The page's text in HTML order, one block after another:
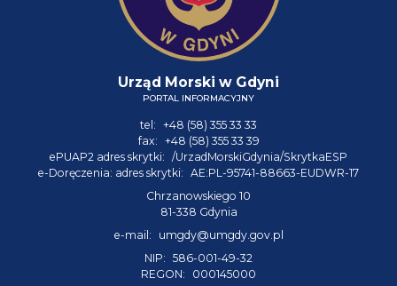
Urząd Morski w Gdyni
PORTAL INFORMACYJNY
tel: +48 (58) 355 33 33
fax: +48 (58) 355 33 39
ePUAP2 adres skrytki: /UrzadMorskiGdynia/SkrytkaESP
e-Doręczenia: adres skrytki: AE:PL-95741-88663-EUDWR-17
Chrzanowskiego 10
81-338 Gdynia
e-mail:
umgdy@umgdy.gov.pl
NIP: 586-001-49-32
REGON:
000145000